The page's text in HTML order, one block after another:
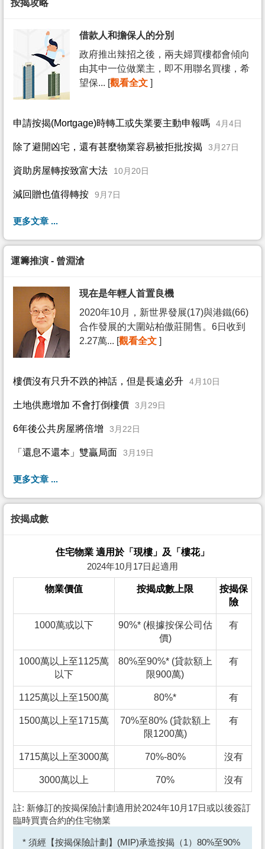
按揭攻略
借款人和擔保人的分別
政府推出辣招之後，兩夫婦買樓都會傾向
由其中一位做業主，即不用聯名買樓，希
望保... [觀看全文 ]
申請按揭(Mortgage)時轉工或失業要主動申報嗎 4月4日
除了避開凶宅，還有甚麼物業容易被拒批按揭 3月27日
資助房屋轉按致富大法 10月20日
減回贈也值得轉按 9月7日
更多文章 ...
運籌推演 - 曾淵滄
現在是年輕人首置良機
2020年10月，新世界發展(17)與港鐵(66)
合作發展的大圍站柏傲莊開售。6日收到
2.27萬... [觀看全文 ]
樓價沒有只升不跌的神話，但是長遠必升 4月10日
土地供應增加 不會打倒樓價 3月29日
6年後公共房屋將倍增 3月22日
「還息不還本」雙贏局面 3月19日
更多文章 ...
按揭成數
住宅物業 適用於「現樓」及「樓花」
2024年10月17日起適用
物業價值 按揭成數上限
按揭保
險
1000萬或以下
90%* (根據按保公司估
價)
有
1000萬以上至1125萬
以下
80%至90%* (貸款額上
限900萬)
有
1125萬以上至1500萬 80%* 有
1500萬以上至1715萬
70%至80% (貸款額上
限1200萬)
有
1715萬以上至3000萬 70%-80% 沒有
3000萬以上 70% 沒有
註: 新修訂的按揭保險計劃適用於2024年10月17日或以後簽訂
臨時買賣合約的住宅物業
* 須經【按揭保險計劃】(MIP)承造按揭（1）80%至90%